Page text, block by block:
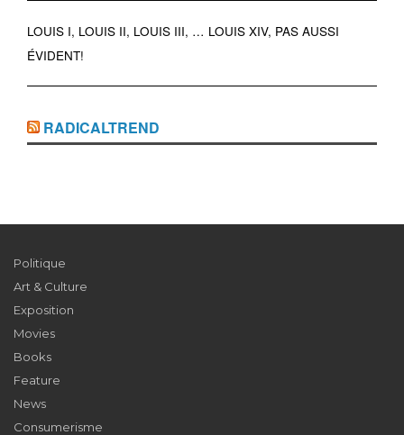
LOUIS I, LOUIS II, LOUIS III, … LOUIS XIV, PAS AUSSI
ÉVIDENT!
RADICALTREND
Politique
Art & Culture
Exposition
Movies
Books
Feature
News
Consumerisme